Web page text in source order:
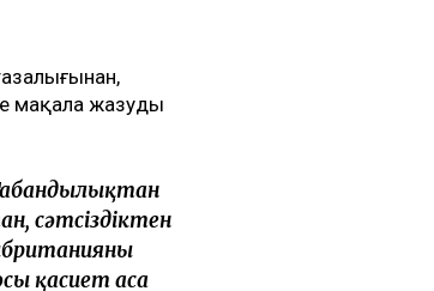
мақала жазуды
сәтсіздіктен
қасиет аса